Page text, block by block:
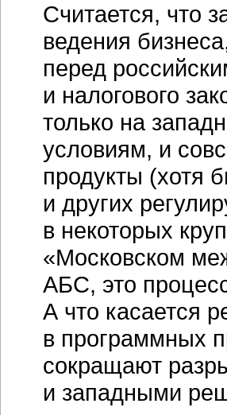
Считается, что
ведения
перед
и налогового
только на
условиям, и
продукты (хотя
и других
в некоторых
«Московском
АБС, это
А что касается
в программных
сокращают
и западными